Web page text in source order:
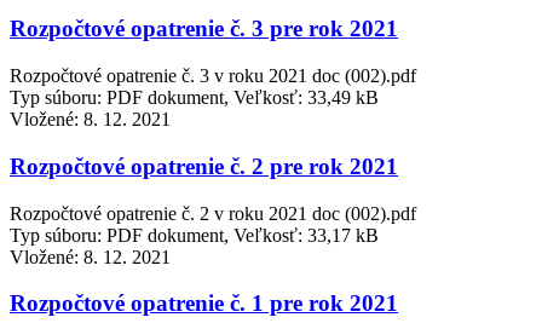
Rozpočtové opatrenie č. 3 pre rok 2021
Rozpočtové opatrenie č. 3 v roku 2021 doc (002).pdf
Typ súboru: PDF dokument, Veľkosť: 33,49 kB
Vložené: 8. 12. 2021
Rozpočtové opatrenie č. 2 pre rok 2021
Rozpočtové opatrenie č. 2 v roku 2021 doc (002).pdf
Typ súboru: PDF dokument, Veľkosť: 33,17 kB
Vložené: 8. 12. 2021
Rozpočtové opatrenie č. 1 pre rok 2021